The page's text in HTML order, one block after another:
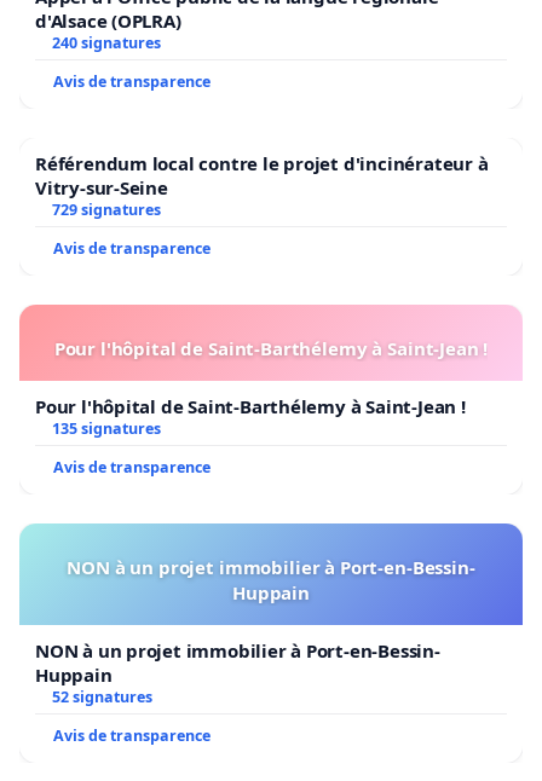
d'Alsace (OPLRA)
240 signatures
Avis de transparence
Référendum local contre le projet d'incinérateur à
Vitry-sur-Seine
729 signatures
Avis de transparence
Pour l'hôpital de Saint-Barthélemy à Saint-Jean !
Pour l'hôpital de Saint-Barthélemy à Saint-Jean !
135 signatures
Avis de transparence
NON à un projet immobilier à Port-en-Bessin-
Huppain
NON à un projet immobilier à Port-en-Bessin-
Huppain
52 signatures
Avis de transparence